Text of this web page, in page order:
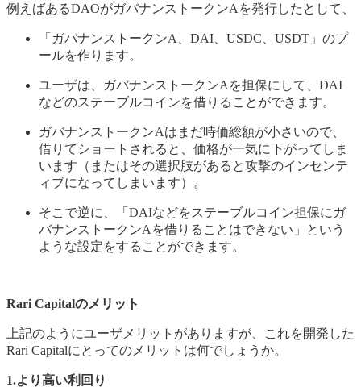
例えばあるDAOがガバナンストークンAを発行したとして、
「ガバナンストークンA、DAI、USDC、USDT」のプ
ールを作ります。
ユーザは、ガバナンストークンAを担保にして、DAI
などのステーブルコインを借りることができます。
ガバナンストークンAはまだ時価総額が小さいので、
借りてショートされると、価格が一気に下がってしま
います（またはその選択肢があると攻撃のインセンテ
ィブになってしまいます）。
そこで逆に、「DAIなどをステーブルコイン担保にガ
バナンストークンAを借りることはできない」という
ような設定をすることができます。
Rari Capitalのメリット
上記のようにユーザメリットがありますが、これを開発した
Rari Capitalにとってのメリットは何でしょうか。
1.より高い利回り